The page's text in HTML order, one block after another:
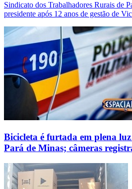
Sindicato dos Trabalhadores Rurais de
presidente após 12 anos de gestão de
Bicicleta é furtada em plena
Pará de Minas; câmeras